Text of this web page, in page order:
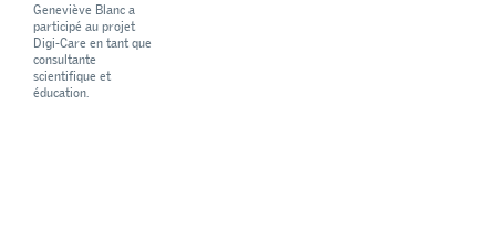
Geneviève Blanc a
participé au projet
Digi-Care en tant que
consultante
scientifique et
éducation.